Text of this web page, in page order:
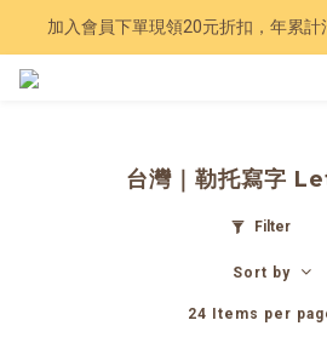
Have a nice trip 🧳 2027手
加入會員下單現領20元折扣，年累
台灣｜勒托寫字
Filter
Sort by
24 Items per